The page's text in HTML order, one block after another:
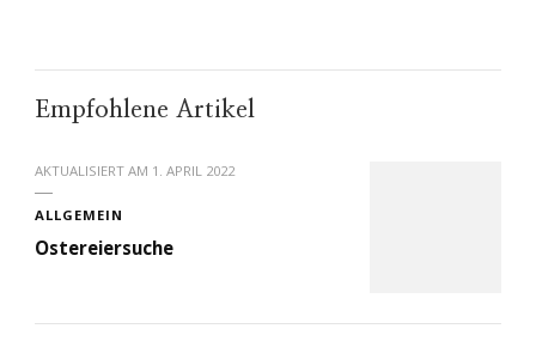
Empfohlene Artikel
AKTUALISIERT AM 1. APRIL 2022
ALLGEMEIN
Ostereiersuche